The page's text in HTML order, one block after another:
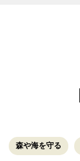
森や海を守る